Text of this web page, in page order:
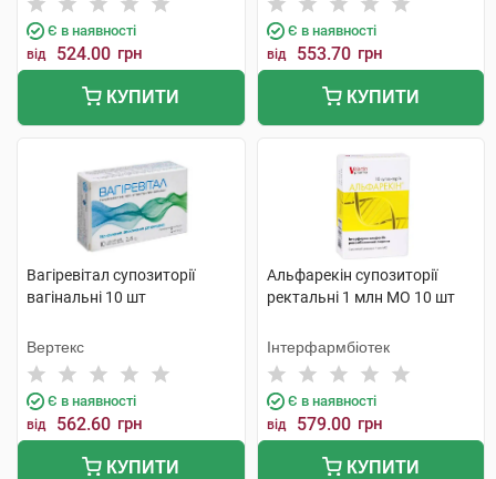
Є в наявності
від 524.00 грн
КУПИТИ
Є в наявності
від 553.70 грн
КУПИТИ
Вагіревітал супозиторії
вагінальні 10 шт
Вертекс
Є в наявності
від 562.60 грн
КУПИТИ
Альфарекін супозиторії
ректальні 1 млн МО 10 шт
Інтерфармбіотек
Є в наявності
від 579.00 грн
КУПИТИ